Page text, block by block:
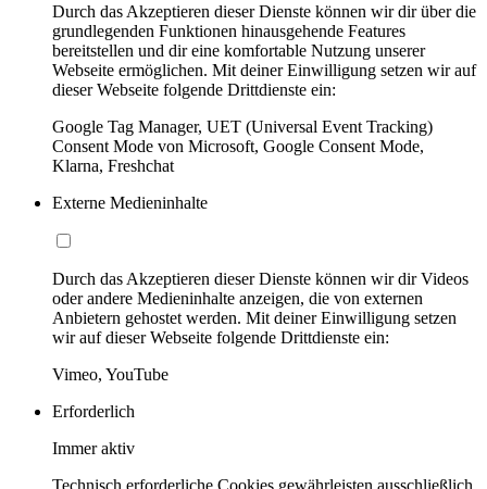
Durch das Akzeptieren dieser Dienste können wir dir über die
grundlegenden Funktionen hinausgehende Features
bereitstellen und dir eine komfortable Nutzung unserer
Webseite ermöglichen. Mit deiner Einwilligung setzen wir auf
dieser Webseite folgende Drittdienste ein:
Google Tag Manager, UET (Universal Event Tracking)
Consent Mode von Microsoft, Google Consent Mode,
Klarna, Freshchat
Externe Medieninhalte
Durch das Akzeptieren dieser Dienste können wir dir Videos
oder andere Medieninhalte anzeigen, die von externen
Anbietern gehostet werden. Mit deiner Einwilligung setzen
wir auf dieser Webseite folgende Drittdienste ein:
Vimeo, YouTube
Erforderlich
Immer aktiv